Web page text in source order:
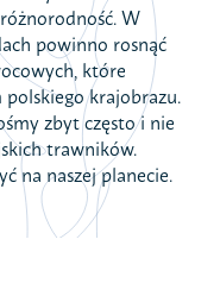
W
powinno rosnąć
które
krajobrazu.
zbyt często i nie
trawników.
na naszej planecie.